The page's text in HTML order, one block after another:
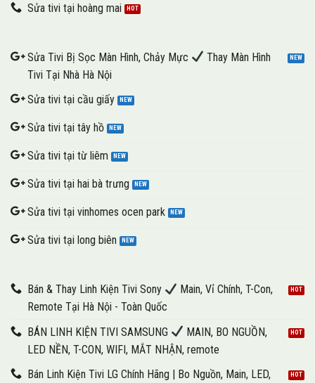
Sửa tivi tại hoàng mai
Sửa Tivi Bị Sọc Màn Hình, Chảy Mực
Thay Màn Hình
Tivi Tại Nhà Hà Nội
Sửa tivi tại cầu giấy
Sửa tivi tại tây hồ
Sửa tivi tại từ liêm
Sửa tivi tại hai bà trưng
Sửa tivi tại vinhomes ocen park
Sửa tivi tại long biên
Bán & Thay Linh Kiện Tivi Sony
Main, Vỉ Chính, T-Con,
Remote Tại Hà Nội - Toàn Quốc
BÁN LINH KIỆN TIVI SAMSUNG
MAIN, BO NGUỒN,
LED NỀN, T-CON, WIFI, MẮT NHẬN, remote
Bán Linh Kiện Tivi LG Chính Hãng | Bo Nguồn, Main, LED,